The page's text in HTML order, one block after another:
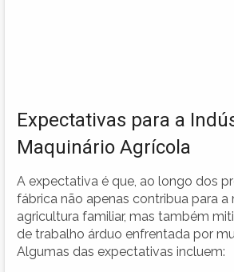
Expectativas para a
Maquinário Agrícola
A expectativa é que, ao longo dos
fábrica não apenas contribua para a
agricultura familiar, mas também
de trabalho árduo enfrentada por
Algumas das expectativas incluem: